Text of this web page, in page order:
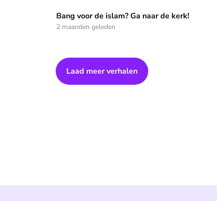
Bang voor de islam? Ga naar de kerk!
Bang voor de islam? Ga naar de kerk!
2 maanden geleden
Laad meer verhalen